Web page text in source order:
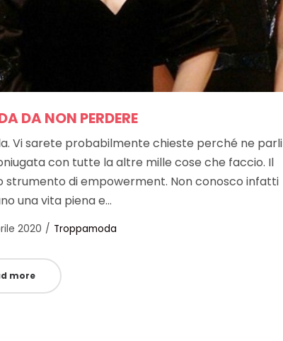
DA NON PERDERE
Vi sarete probabilmente chieste perché ne parli
con tutte la altre mille cose che faccio. Il
di empowerment. Non conosco infatti
una vita piena e…
2020
Posted
Troppamoda
more